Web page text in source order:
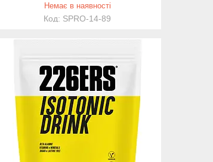
Немає в наявності
SPRO-14-89